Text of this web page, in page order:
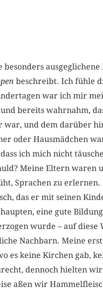
besonders
beschreibt. Ich fühle
war ich mir
bereits wahrnahm,
war, und dem darüber
oder Hausmädchen
ich mich nicht
Meine Eltern waren
Sprachen zu
das er mit seinen
eine gute
wurde – auf
Nachbarn. Meine
es keine Kirchen gab,
dennoch hielten
aßen wir